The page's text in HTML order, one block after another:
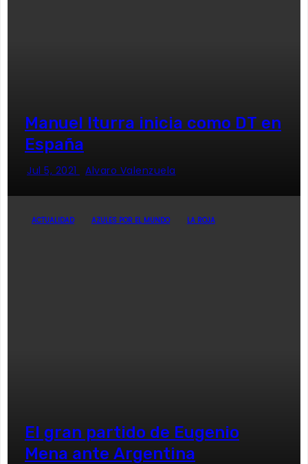
Manuel Iturra inicia como DT en
España
Jul 5, 2021 Alvaro Valenzuela
ACTUALIDAD AZULES POR EL MUNDO LA ROJA
El gran partido de Eugenio
Mena ante Argentina